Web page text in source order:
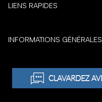
LIENS RAPIDES
INFORMATIONS GÉNÉRALES